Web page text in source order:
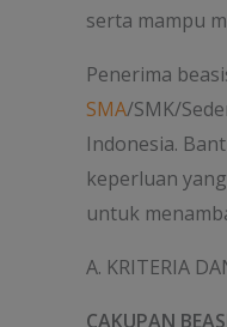
serta mampu
Penerima
SMA/SMK/
Indonesia.
keperluan
untuk
A. KRITERIA
CAKUPAN